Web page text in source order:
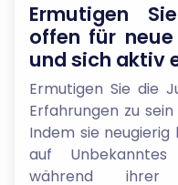
Ermutigen
offen für neue
und sich aktiv
Ermutigen Sie die
Erfahrungen zu
Indem sie
auf
während ihrer